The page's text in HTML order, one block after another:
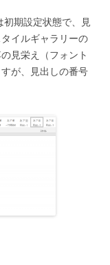
期設定状態で、見
イルギャラリーの
見栄え（フォント
が、見出しの番号